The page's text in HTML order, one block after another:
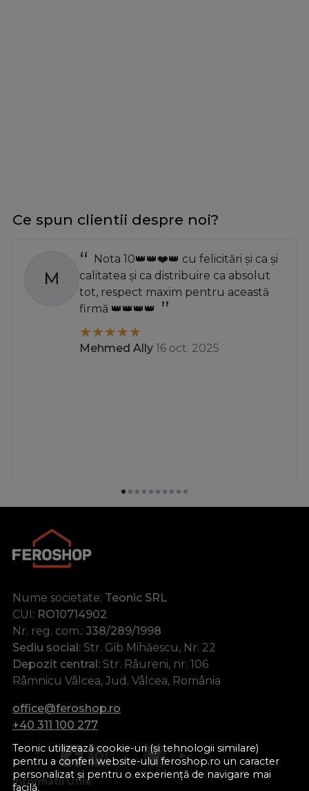
Teonic utilizează cookie-uri (și tehnologii similare)
pentru a conferi website-ului feroshop.ro un caracter
personalizat și pentru o experiență de navigare mai
facilă.
Ce spun clientii despre noi?
M
Nota 10👑👑❤️👑 cu felicitări și ca și
calitatea și ca distribuire ca absolut
tot, respect maxim pentru această
firmă 👑👑👑👑
Mehmed Ally 16 oct. 2025
Nume societate: Teonic SRL
CUI: RO10714902
Nr. reg. com.: J38/289/1998
Sediu social: Str. Gib Mihăescu, Nr. 22
Depozit central: Str. Râureni, nr. 106
Râmnicu Vâlcea, Jud. Vâlcea, România
office@feroshop.ro
+40 311 100 277
Informatii Utile